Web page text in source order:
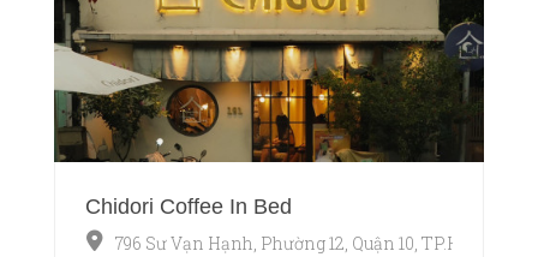
Chidori Coffee In Bed
796 Sư Vạn Hạnh, Phường 12, Quận 10, TP.HCM